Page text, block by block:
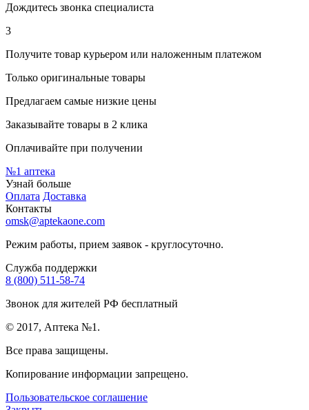
Дождитесь звонка специалиста
3
Получите товар курьером или наложенным платежом
Только оригинальные товары
Предлагаем самые низкие цены
Заказывайте товары в 2 клика
Оплачивайте при получении
№1 аптека
Узнай больше
Оплата Доставка
Контакты
omsk@aptekaone.com
Режим работы, прием заявок - круглосуточно.
Служба поддержки
8 (800) 511-58-74
Звонок для жителей РФ бесплатный
© 2017, Аптека №1.
Все права защищены.
Копирование информации запрещено.
Пользовательское соглашение